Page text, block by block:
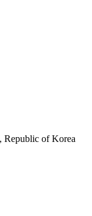
Republic of Korea